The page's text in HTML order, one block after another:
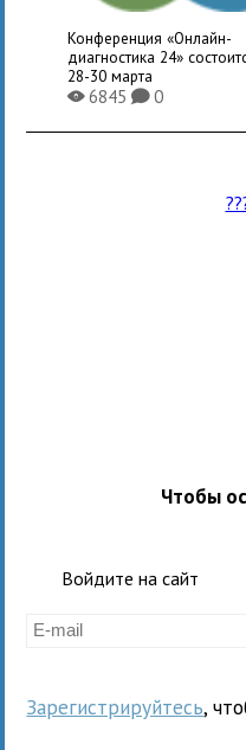
Конференция «Онлайн-
диагностика 24»
28-30 марта
X6845K0
Чтобы
Войдите на сайт
Зарегистрируйтесь,